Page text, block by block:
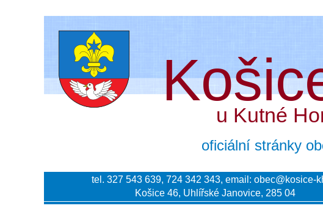
u Kutné
oficiální stránky
tel. 327 543 639, 724 342 343, email: obec@kosice-
Košice 46, Uhlířské Janovice, 285 04